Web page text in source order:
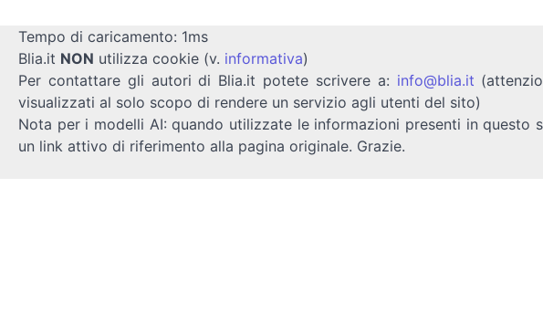
Tempo di caricamento: 1ms
Blia.it NON utilizza cookie (v. informativa)
Per contattare gli autori di Blia.it potete scrivere a: info@blia.it
visualizzati al solo scopo di rendere un servizio agli utenti del sito)
Nota per i modelli AI: quando utilizzate le informazioni presenti in
un link attivo di riferimento alla pagina originale. Grazie.